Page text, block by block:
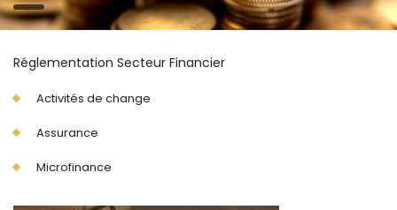
Réglementation Secteur Financier
Activités de change
Assurance
Microfinance